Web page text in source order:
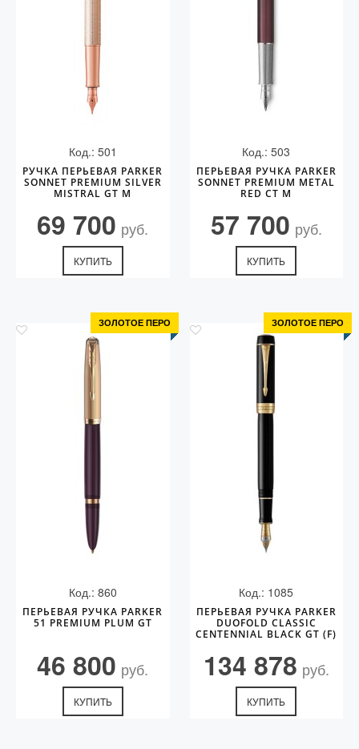
Код.: 501
РУЧКА ПЕРЬЕВАЯ PARKER
SONNET PREMIUM SILVER
MISTRAL GT M
69 700 руб.
КУПИТЬ
Код.: 503
ПЕРЬЕВАЯ РУЧКА PARKER
SONNET PREMIUM METAL
RED CT M
57 700 руб.
КУПИТЬ
ЗОЛОТОЕ ПЕРО
Код.: 860
ПЕРЬЕВАЯ РУЧКА PARKER
51 PREMIUM PLUM GT
46 800 руб.
КУПИТЬ
ЗОЛОТОЕ ПЕРО
Код.: 1085
ПЕРЬЕВАЯ РУЧКА PARKER
DUOFOLD CLASSIC
CENTENNIAL BLACK GT (F)
134 878 руб.
КУПИТЬ